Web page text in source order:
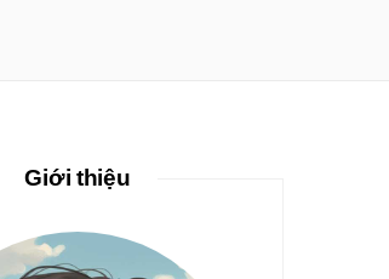
Giới thiệu